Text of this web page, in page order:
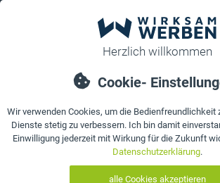
Details Bewertungen